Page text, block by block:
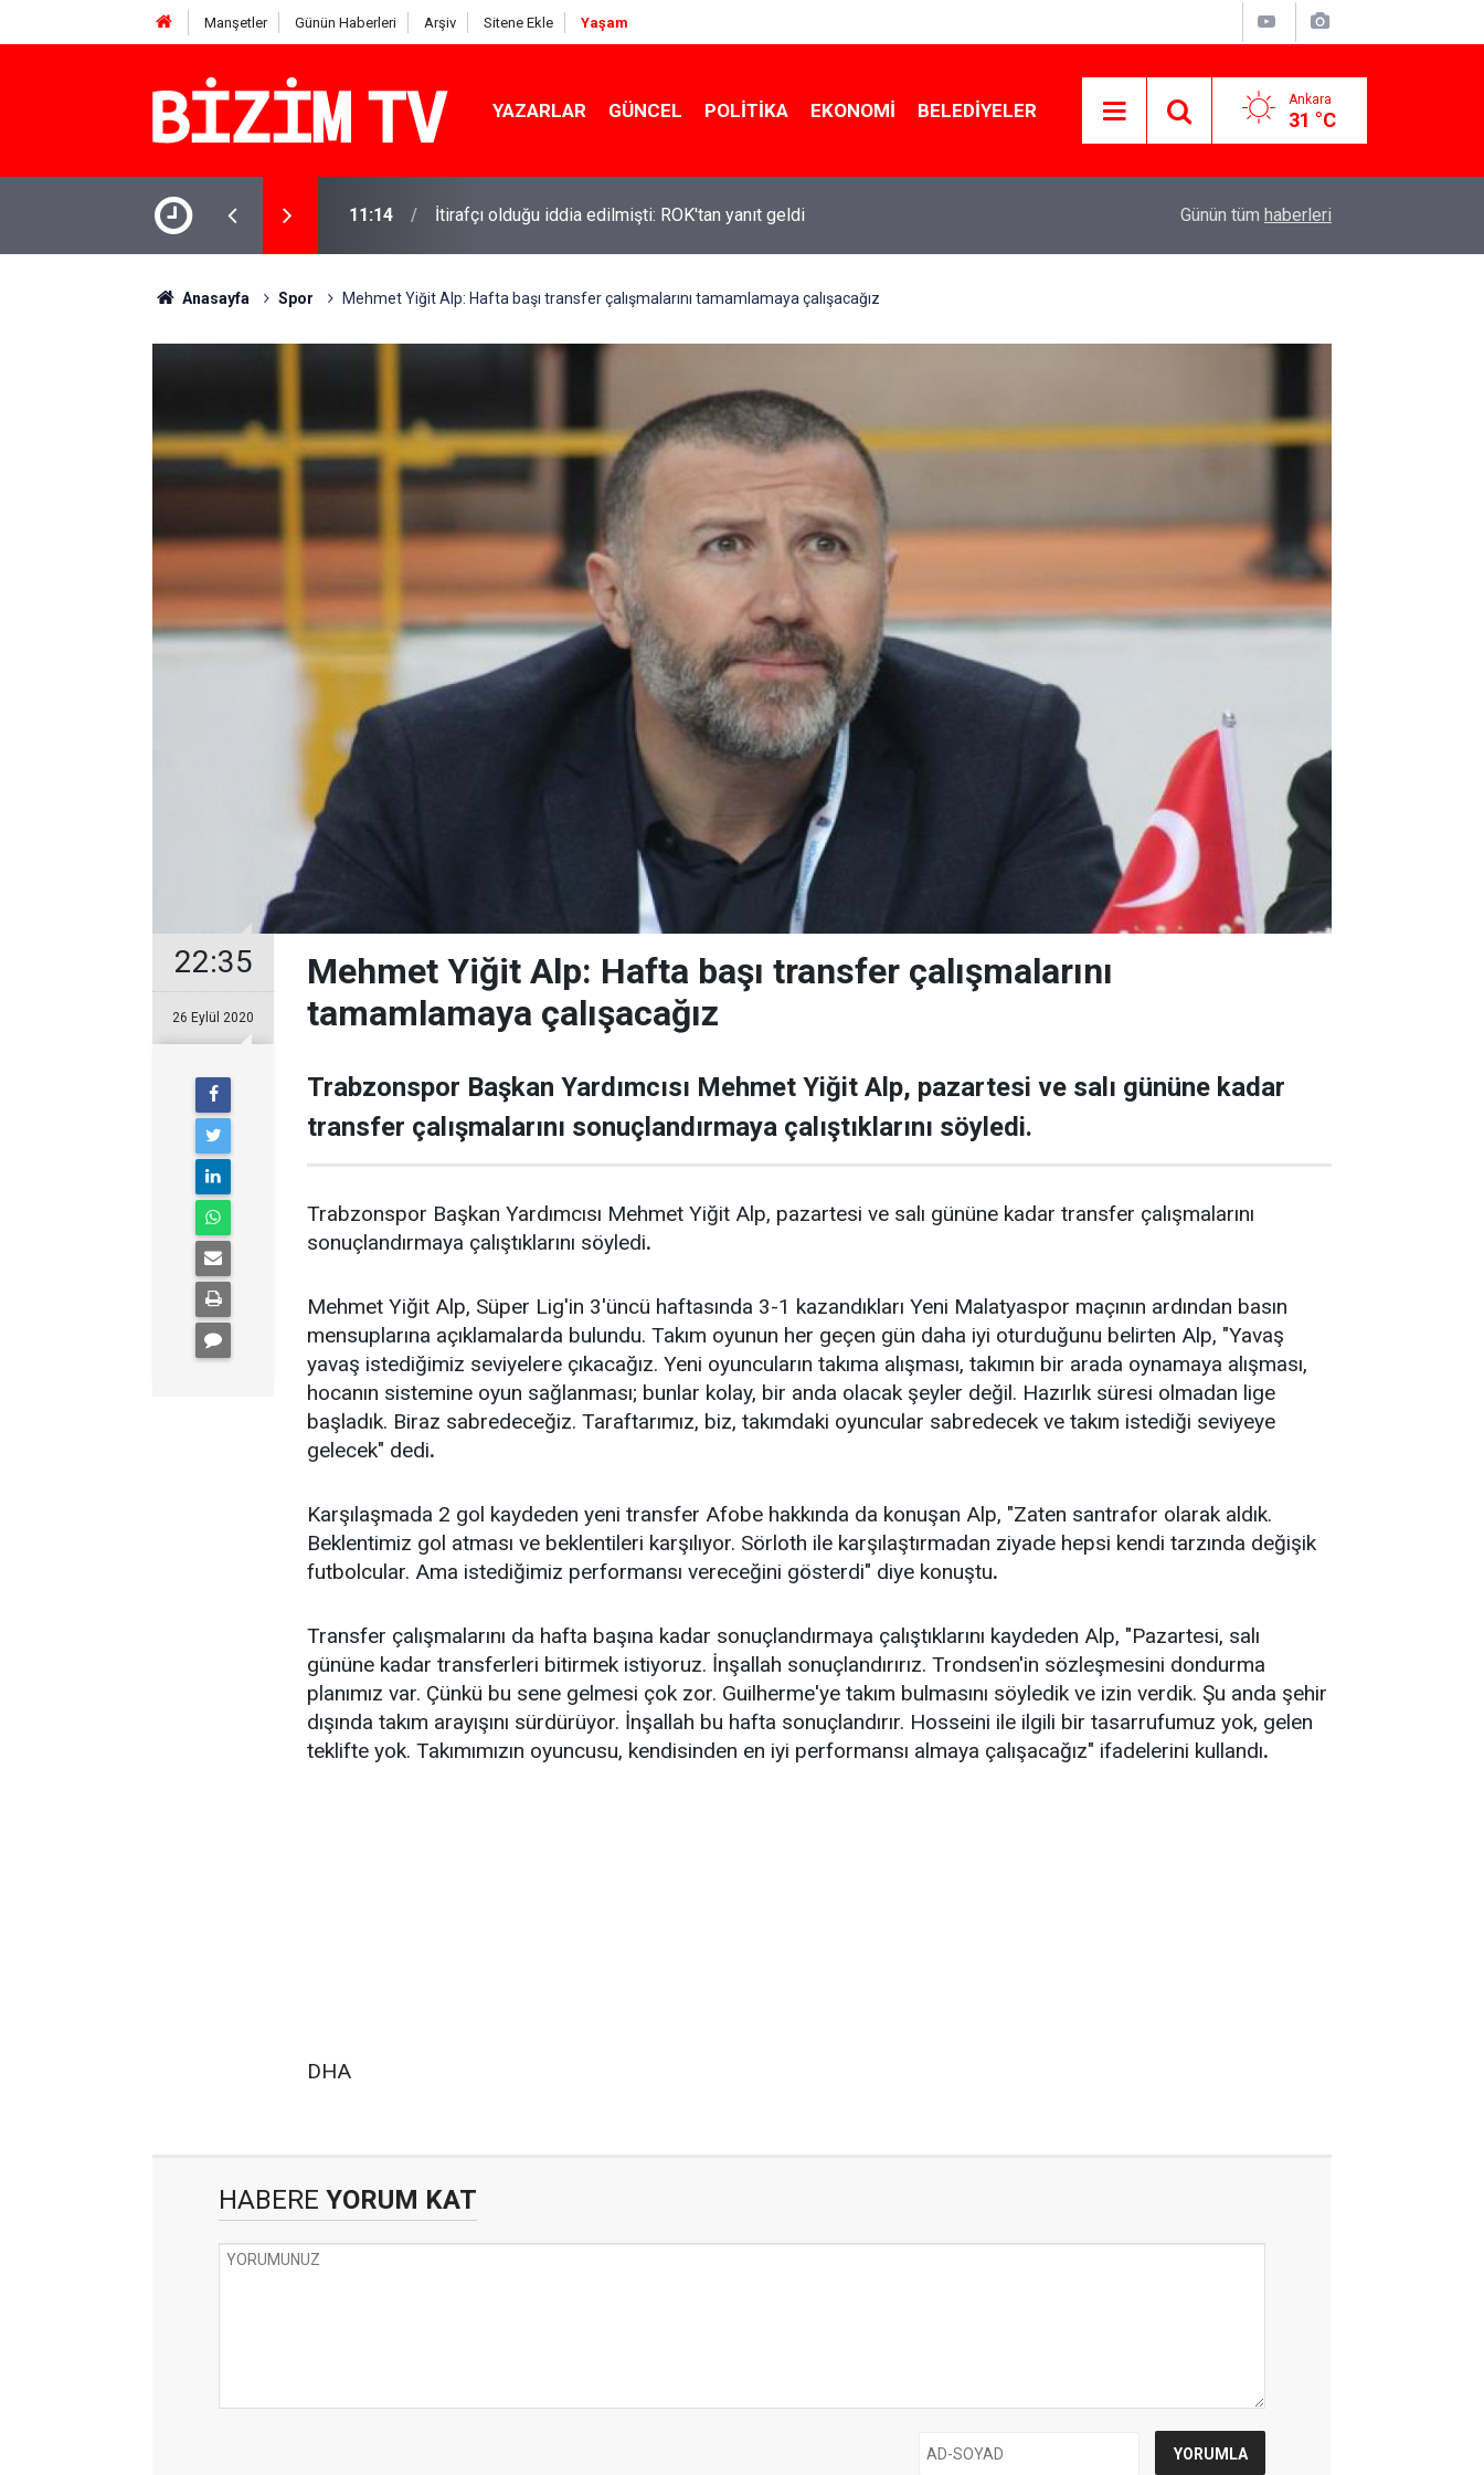
Manşetler Günün Haberleri Arşiv Sitene Ekle Yaşam
YAZARLAR GÜNCEL POLITIKA EKONOMI BELEDIYELER Ankara
31 °C
11:14
İtirafçı olduğu iddia edilmişti: ROK'tan yanıt geldi
11:10
Yusuf Tekin açıkladı: YKS değişecek mi? Lüks yok, şatafat yok: YENİ Parti kapılarını açtı
Günün tüm haberleri
Anasayfa Spor Mehmet Yiğit Alp: Hafta başı transfer çalışmalarını tamamlamaya çalışacağız
22:35
26 Eylül 2020
Mehmet Yiğit Alp: Hafta başı transfer çalışmalarını
tamamlamaya çalışacağız
Trabzonspor Başkan Yardımcısı Mehmet Yiğit Alp, pazartesi ve salı gününe kadar
transfer çalışmalarını sonuçlandırmaya çalıştıklarını söyledi.
Trabzonspor Başkan Yardımcısı Mehmet Yiğit Alp, pazartesi ve salı gününe kadar transfer çalışmalarını
sonuçlandırmaya çalıştıklarını söyledi.
Mehmet Yiğit Alp, Süper Lig'in 3'üncü haftasında 3-1 kazandıkları Yeni Malatyaspor maçının ardından basın
mensuplarına açıklamalarda bulundu. Takım oyunun her geçen gün daha iyi oturduğunu belirten Alp, "Yavaş
yavaş istediğimiz seviyelere çıkacağız. Yeni oyuncuların takıma alışması, takımın bir arada oynamaya alışması,
hocanın sistemine oyun sağlanması; bunlar kolay, bir anda olacak şeyler değil. Hazırlık süresi olmadan lige
başladık. Biraz sabredeceğiz. Taraftarımız, biz, takımdaki oyuncular sabredecek ve takım istediği seviyeye
gelecek" dedi.
Karşılaşmada 2 gol kaydeden yeni transfer Afobe hakkında da konuşan Alp, "Zaten santrafor olarak aldık.
Beklentimiz gol atması ve beklentileri karşılıyor. Sörloth ile karşılaştırmadan ziyade hepsi kendi tarzında değişik
futbolcular. Ama istediğimiz performansı vereceğini gösterdi" diye konuştu.
Transfer çalışmalarını da hafta başına kadar sonuçlandırmaya çalıştıklarını kaydeden Alp, "Pazartesi, salı
gününe kadar transferleri bitirmek istiyoruz. İnşallah sonuçlandırırız. Trondsen'in sözleşmesini dondurma
planımız var. Çünkü bu sene gelmesi çok zor. Guilherme'ye takım bulmasını söyledik ve izin verdik. Şu anda şehir
dışında takım arayışını sürdürüyor. İnşallah bu hafta sonuçlandırır. Hosseini ile ilgili bir tasarrufumuz yok, gelen
teklifte yok. Takımımızın oyuncusu, kendisinden en iyi performansı almaya çalışacağız" ifadelerini kullandı.
DHA
HABERE YORUM KAT